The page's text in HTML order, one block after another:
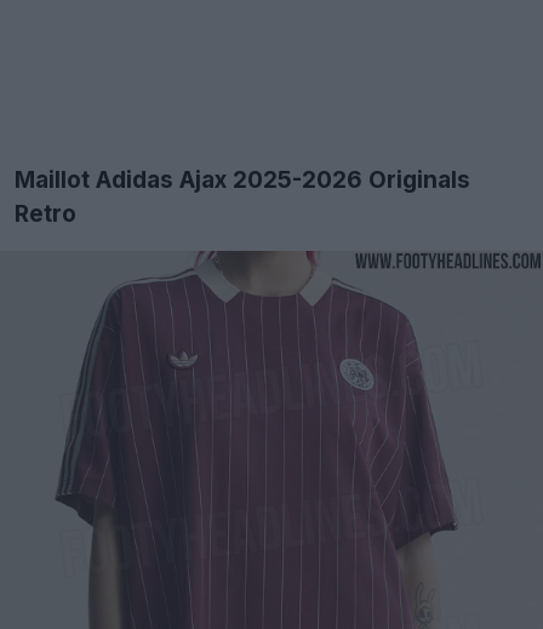
Maillot Adidas Ajax 2025-2026 Originals
Retro